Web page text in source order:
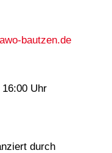
bautzen.de
Uhr
durch